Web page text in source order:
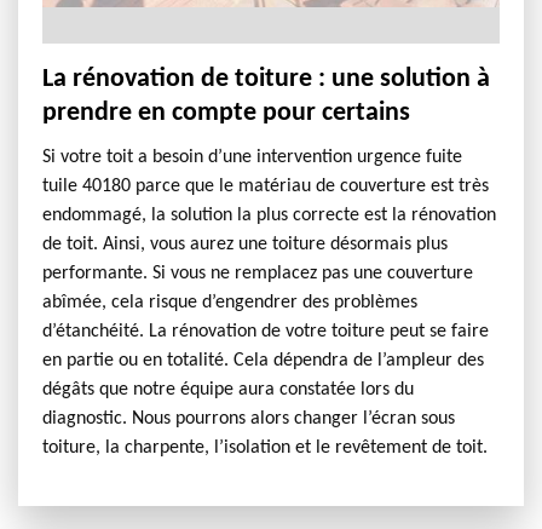
La rénovation de toiture : une solution à
prendre en compte pour certains
Si votre toit a besoin d’une intervention urgence fuite
tuile 40180 parce que le matériau de couverture est très
endommagé, la solution la plus correcte est la rénovation
de toit. Ainsi, vous aurez une toiture désormais plus
performante. Si vous ne remplacez pas une couverture
abîmée, cela risque d’engendrer des problèmes
d’étanchéité. La rénovation de votre toiture peut se faire
en partie ou en totalité. Cela dépendra de l’ampleur des
dégâts que notre équipe aura constatée lors du
diagnostic. Nous pourrons alors changer l’écran sous
toiture, la charpente, l’isolation et le revêtement de toit.